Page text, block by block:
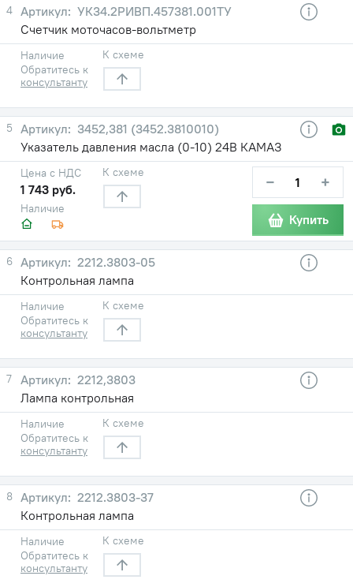
4
УК34.2РИВП.457381.001ТУ
Счетчик моточасов-вольтметр
Наличие
Обратитесь к
консультанту
К схеме
5
3452,381 (3452.3810010)
Указатель давления масла (0-10) 24В КАМАЗ
Наличие
Цена с НДС
1 743 руб.
К схеме − +
Купить
6
2212.3803-05
Контрольная лампа
Наличие
Обратитесь к
консультанту
К схеме
7
2212,3803
Лампа контрольная
Наличие
Обратитесь к
консультанту
К схеме
8
2212.3803-37
Контрольная лампа
Наличие
Обратитесь к
консультанту
К схеме